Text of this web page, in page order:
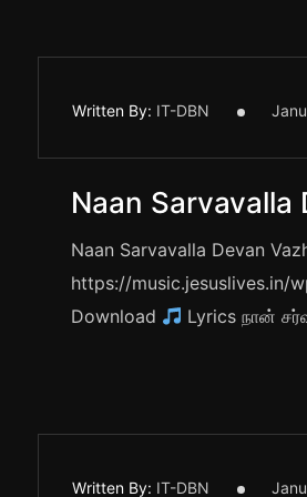
Written By: IT-DBN
Naan Sarvavalla
Naan Sarvavalla Devan
https://music.jesuslives.in/
Download
Lyrics நான்
Written By: IT-DBN